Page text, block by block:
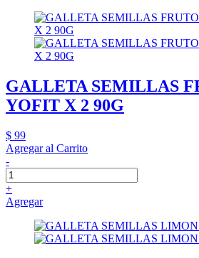
GALLETA SEMILLAS
YOFIT X 2 90G
$ 99
Agregar al Carrito
-
+
Agregar